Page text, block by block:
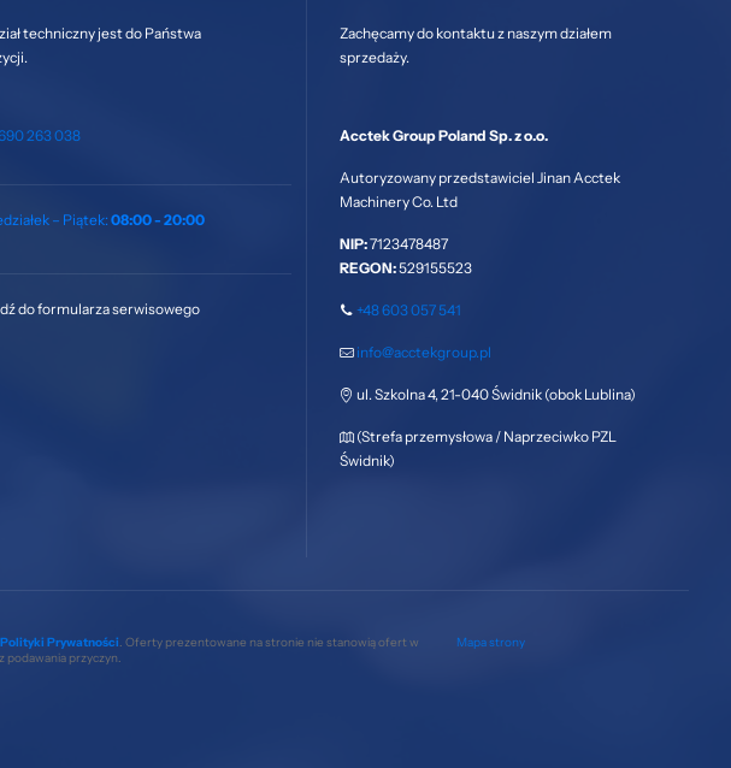
techniczny jest do Państwa
263 038
– Piątek: 08:00 - 20:00
do formularza serwisowego
Zachęcamy do kontaktu z naszym działem
sprzedaży.
Acctek Group Poland Sp. z o.o.
Autoryzowany przedstawiciel Jinan Acctek
Machinery Co. Ltd
NIP:7123478487
REGON:529155523
+48 603 057 541
info@acctekgroup.pl
ul. Szkolna 4, 21-040 Świdnik (obok Lublina)
(Strefa przemysłowa / Naprzeciwko PZL
Świdnik)
Polityki Prywatności. Oferty prezentowane na stronie nie stanowią ofert w
podawania przyczyn.
Mapa strony